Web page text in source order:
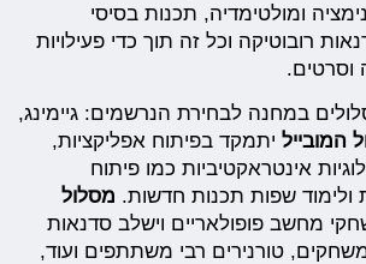
ומולטימדיה, תכנות בסיסי
רובוטיקה וכל זה תוך כדי פעילויות
וסרטים.
יתקיימו 3 מסלולים במחנה לבחירת הנרשמים: גיימינג,
המובייל יתמקד בפיתוח אפליקציות,
אינטראקטיביות כמו פיתוח
ולימוד שפות תכנות חדשות. מסלול
מחשב פופולאריים וישלב סדנאות
טורנירים רבי משתתפים ועוד,